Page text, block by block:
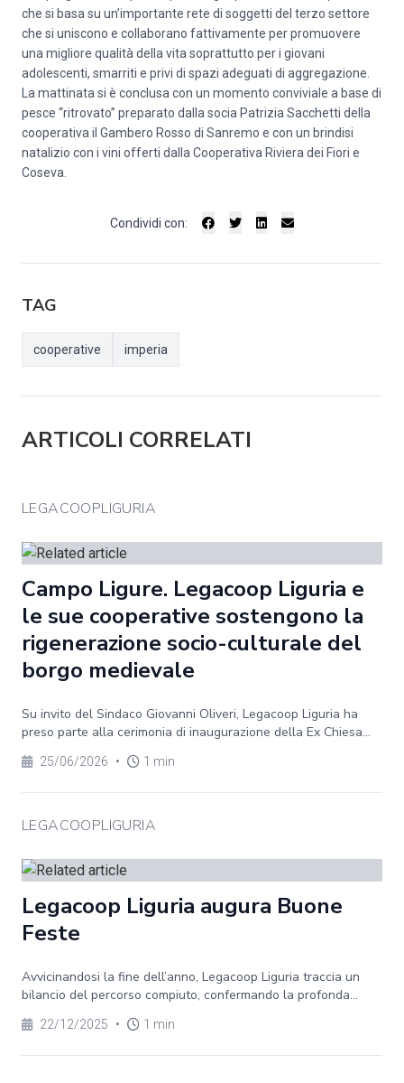
che si basa su un’importante rete di soggetti del terzo settore
che si uniscono e collaborano fattivamente per promuovere
una migliore qualità della vita soprattutto per i giovani
adolescenti, smarriti e privi di spazi adeguati di aggregazione.
La mattinata si è conclusa con un momento conviviale a base di
pesce “ritrovato” preparato dalla socia Patrizia Sacchetti della
cooperativa il Gambero Rosso di Sanremo e con un brindisi
natalizio con i vini offerti dalla Cooperativa Riviera dei Fiori e
Coseva.
Condividi con:
TAG
cooperative imperia
ARTICOLI CORRELATI
LEGACOOPLIGURIA
Campo Ligure. Legacoop Liguria e
le sue cooperative sostengono la
rigenerazione socio-culturale del
borgo medievale
Su invito del Sindaco Giovanni Oliveri, Legacoop Liguria ha
preso parte alla cerimonia di inaugurazione della Ex Chiesa...
25/06/2026 • 1 min
LEGACOOPLIGURIA
Legacoop Liguria augura Buone
Feste
Avvicinandosi la fine dell’anno, Legacoop Liguria traccia un
bilancio del percorso compiuto, confermando la profonda...
22/12/2025 • 1 min